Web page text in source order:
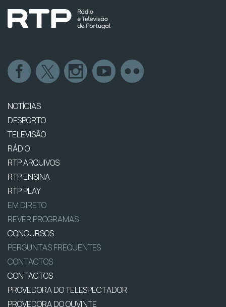
NOTÍCIAS
DESPORTO
TELEVISÃO
RÁDIO
RTP ARQUIVOS
RTP ENSINA
RTP PLAY
EM DIRETO
REVER PROGRAMAS
CONCURSOS
PERGUNTAS FREQUENTES
CONTACTOS
CONTACTOS
PROVEDORA DO TELESPECTADOR
PROVEDORA DO OUVINTE